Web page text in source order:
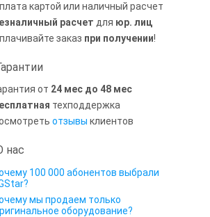
картой или наличный расчет
расчет для юр. лиц
заказ при получении!
от 24 мес до 48 мес
техподдержка
отзывы клиентов
нас
100 000 абонентов выбрали
мы продаем только
оборудование?